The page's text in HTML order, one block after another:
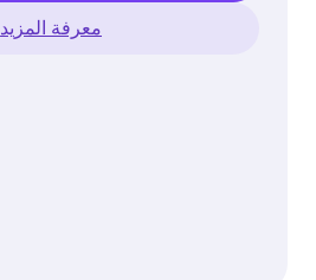
معرفة المزيد